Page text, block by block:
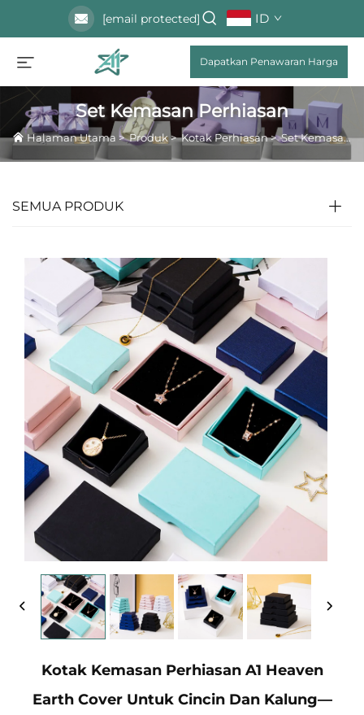
[email protected] ID
Dapatkan Penawaran Harga
Set Kemasan Perhiasan
Halaman Utama >Produk>Kotak Perhiasan>Set Kemasan Perhiasan
SEMUA PRODUK
Kotak Kemasan Perhiasan A1 Heaven
Earth Cover Untuk Cincin Dan Kalung—